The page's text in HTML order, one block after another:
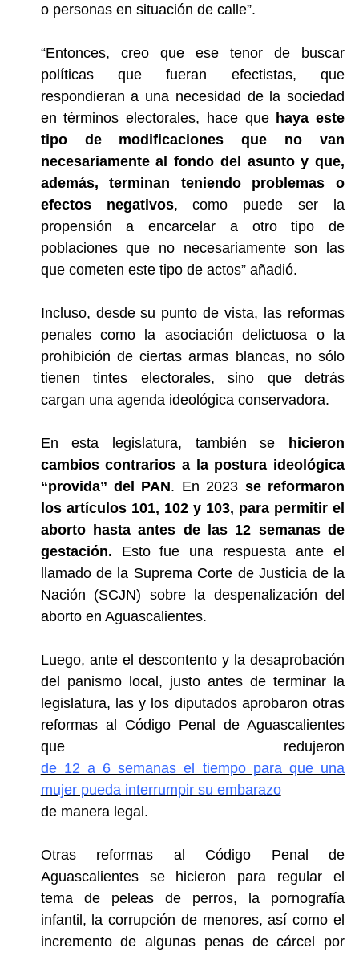
o personas en situación de calle”.
“Entonces, creo que ese tenor de buscar
políticas que fueran efectistas, que
respondieran a una necesidad de la sociedad
en términos electorales, hace que haya este
tipo de modificaciones que no van
necesariamente al fondo del asunto y que,
además, terminan teniendo problemas o
efectos negativos, como puede ser la
propensión a encarcelar a otro tipo de
poblaciones que no necesariamente son las
que cometen este tipo de actos” añadió.
Incluso, desde su punto de vista, las reformas
penales como la asociación delictuosa o la
prohibición de ciertas armas blancas, no sólo
tienen tintes electorales, sino que detrás
cargan una agenda ideológica conservadora.
En esta legislatura, también se hicieron
cambios contrarios a la postura ideológica
“provida” del PAN. En 2023 se reformaron
los artículos 101, 102 y 103, para permitir el
aborto hasta antes de las 12 semanas de
gestación. Esto fue una respuesta ante el
llamado de la Suprema Corte de Justicia de la
Nación (SCJN) sobre la despenalización del
aborto en Aguascalientes.
Luego, ante el descontento y la desaprobación
del panismo local, justo antes de terminar la
legislatura, las y los diputados aprobaron otras
reformas al Código Penal de Aguascalientes
que redujeron
de 12 a 6 semanas el tiempo para que una
mujer pueda interrumpir su embarazo
de manera legal.
Otras reformas al Código Penal de
Aguascalientes se hicieron para regular el
tema de peleas de perros, la pornografía
infantil, la corrupción de menores, así como el
incremento de algunas penas de cárcel por